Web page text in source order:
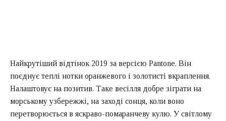
Найкрутіший відтінок 2019 за версією Pantone. Він
поєднує теплі нотки оранжевого і золотисті вкраплення.
Налаштовує на позитив. Таке весілля добре зіграти на
морському узбережжі, на заході сонця, коли воно
перетворюється в яскраво-помаранчеву кулю. У світлому